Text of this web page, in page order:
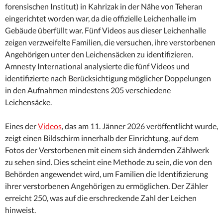
forensischen Institut) in Kahrizak in der Nähe von Teheran
eingerichtet worden war, da die offizielle Leichenhalle im
Gebäude überfüllt war. Fünf Videos aus dieser Leichenhalle
zeigen verzweifelte Familien, die versuchen, ihre verstorbenen
Angehörigen unter den Leichensäcken zu identifizieren.
Amnesty International analysierte die fünf Videos und
identifizierte nach Berücksichtigung möglicher Doppelungen
in den Aufnahmen mindestens 205 verschiedene
Leichensäcke.
Eines derVideos, das am 11. Jänner 2026 veröffentlicht wurde,
zeigt einen Bildschirm innerhalb der Einrichtung, auf dem
Fotos der Verstorbenen mit einem sich ändernden Zählwerk
zu sehen sind. Dies scheint eine Methode zu sein, die von den
Behörden angewendet wird, um Familien die Identifizierung
ihrer verstorbenen Angehörigen zu ermöglichen. Der Zähler
erreicht 250, was auf die erschreckende Zahl der Leichen
hinweist.